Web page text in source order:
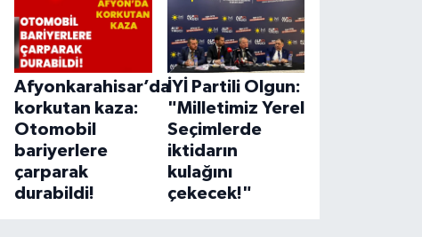
Afyonkarahisar’da
korkutan kaza:
Otomobil
bariyerlere
çarparak
durabildi!
İYİ Partili Olgun:
"Milletimiz Yerel
Seçimlerde
iktidarın
kulağını
çekecek!"